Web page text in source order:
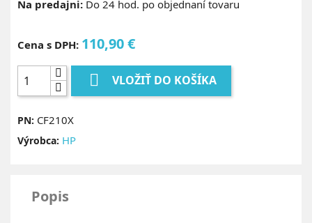
Na predajni: Do 24 hod. po objednaní tovaru
Cena s DPH: 110,90 €
 VLOŽIŤ DO KOŠÍKA
PN: CF210X
Výrobca: HP
Popis